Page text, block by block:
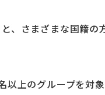
、さまざまな国籍
上のグループを対